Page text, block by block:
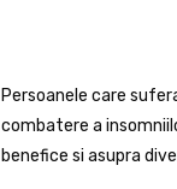
Persoanele care
combatere a
benefice si asupra